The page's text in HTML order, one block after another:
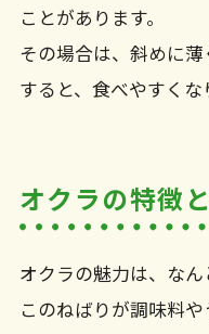
ことがあります。
その場合は、斜めに
すると、食べやすくな
オクラの特徴
オクラの魅力は、なん
このねばりが調味料